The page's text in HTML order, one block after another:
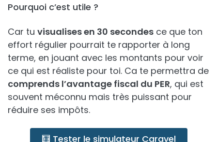
Pourquoi c’est utile ?
Car tu visualises en 30 secondes ce que ton
effort régulier pourrait te rapporter à long
terme, en jouant avec les montants pour voir
ce qui est réaliste pour toi. Ca te permettra de
comprends l’avantage fiscal du PER, qui est
souvent méconnu mais très puissant pour
réduire ses impôts.
🧮 Tester le simulateur Caravel